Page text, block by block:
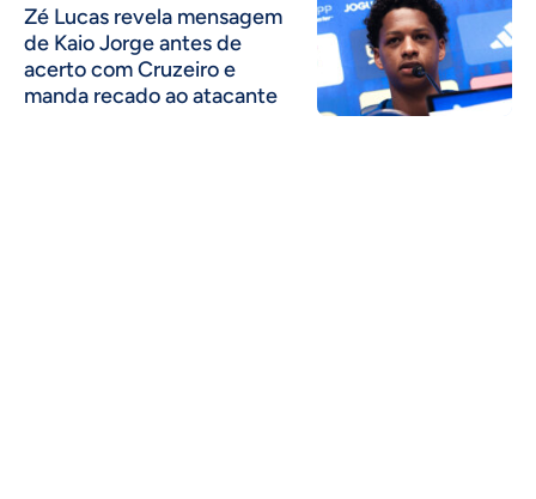
Zé Lucas revela mensagem
de Kaio Jorge antes de
acerto com Cruzeiro e
manda recado ao atacante